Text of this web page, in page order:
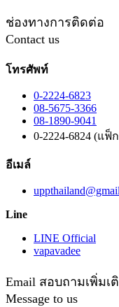
ช่องทางการติดต่อ
Contact us
โทรศัพท์
0-2224-6823
08-5675-3366
08-1890-9041
0-2224-6824 (แฟ็
อีเมล์
Line
LINE Official
vapavadee
Email สอบถามเพิ่มเ
Message to us